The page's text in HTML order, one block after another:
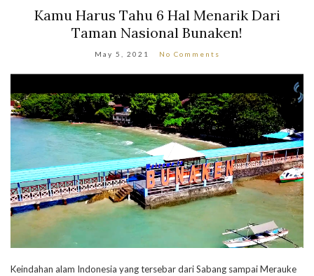
Kamu Harus Tahu 6 Hal Menarik Dari
Taman Nasional Bunaken!
May 5, 2021 No Comments
Keindahan alam Indonesia yang tersebar dari Sabang sampai Merauke